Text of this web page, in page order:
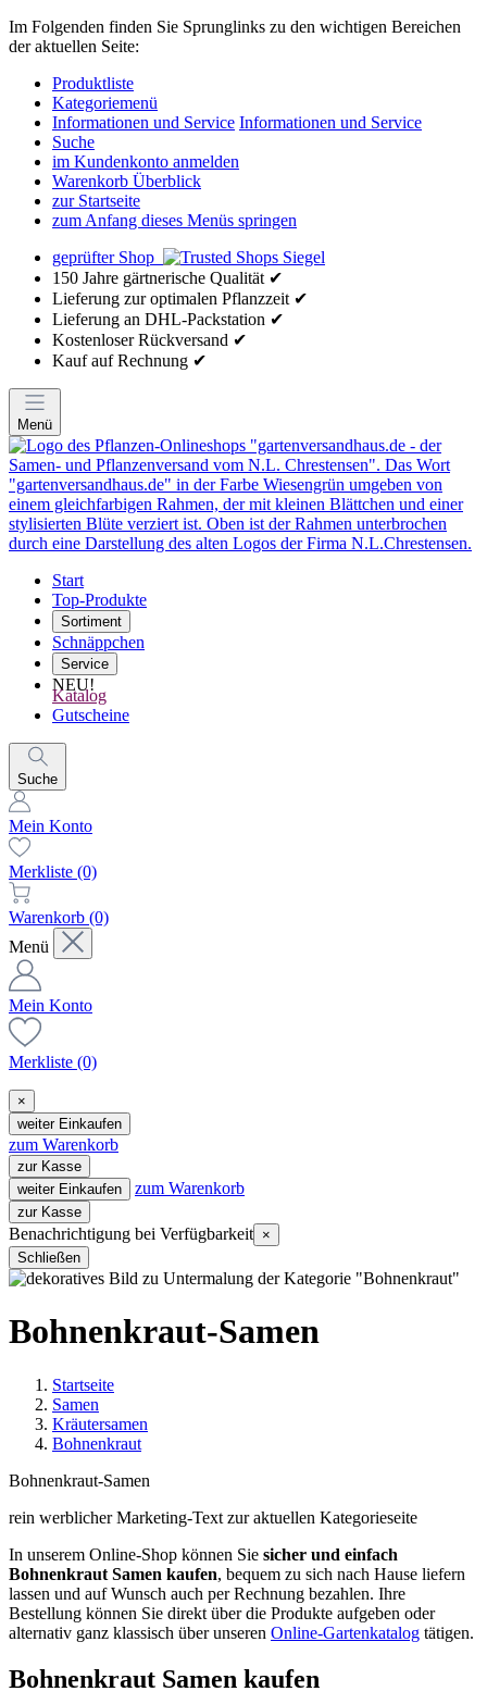
Im Folgenden finden Sie Sprunglinks zu den wichtigen Bereichen
der aktuellen Seite:
Produktliste
Kategoriemenü
Informationen und Service Informationen und Service
Suche
im Kundenkonto anmelden
Warenkorb Überblick
zur Startseite
zum Anfang dieses Menüs springen
geprüfter Shop
150 Jahre gärtnerische Qualität ✔
Lieferung zur optimalen Pflanzzeit ✔
Lieferung an DHL-Packstation ✔
Kostenloser Rückversand ✔
Kauf auf Rechnung ✔
Menü
Start
Top-Produkte
Sortiment
Schnäppchen
Service
NEU!
Katalog
Gutscheine
Suche
Mein Konto
Merkliste (0)
Warenkorb (0)
Menü
Mein Konto
Merkliste (0)
×
weiter Einkaufen
zum Warenkorb
zur Kasse
weiter Einkaufen
zum Warenkorb
zur Kasse
Benachrichtigung bei Verfügbarkeit ×
Schließen
Bohnenkraut-Samen
Startseite
Samen
Kräutersamen
Bohnenkraut
Bohnenkraut-Samen
rein werblicher Marketing-Text zur aktuellen Kategorieseite
In unserem Online-Shop können Sie sicher und einfach
Bohnenkraut Samen kaufen, bequem zu sich nach Hause liefern
lassen und auf Wunsch auch per Rechnung bezahlen. Ihre
Bestellung können Sie direkt über die Produkte aufgeben oder
alternativ ganz klassisch über unseren Online-Gartenkatalog tätigen.
Bohnenkraut Samen kaufen